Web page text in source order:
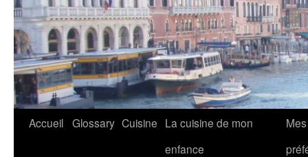
Accueil Glossary Cuisine La cuisine de mon
enfance